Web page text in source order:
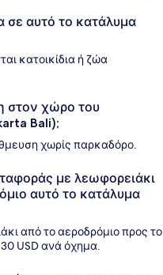
σε αυτό το κατάλυμα
κατοικίδια ή ζώα
στον χώρο του
Bali);
χωρίς παρκαδόρο.
με λεωφορειάκι
αυτό το κατάλυμα
από το αεροδρόμιο προς το
USD ανά όχημα.